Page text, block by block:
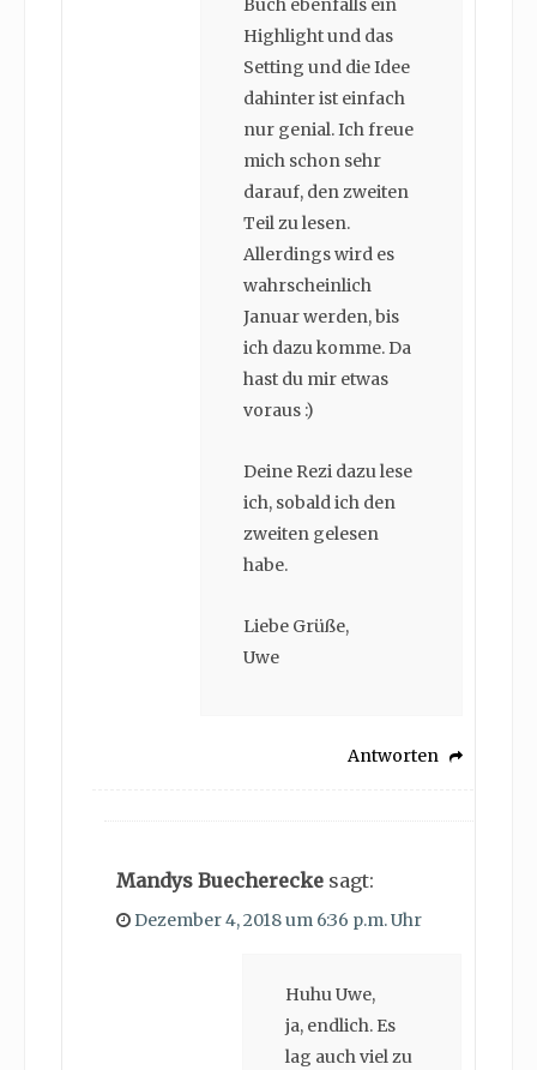
Buch ebenfalls ein
Highlight und das
Setting und die Idee
dahinter ist einfach
nur genial. Ich freue
mich schon sehr
darauf, den zweiten
Teil zu lesen.
Allerdings wird es
wahrscheinlich
Januar werden, bis
ich dazu komme. Da
hast du mir etwas
voraus :)
Deine Rezi dazu lese
ich, sobald ich den
zweiten gelesen
habe.
Liebe Grüße,
Uwe
Antworten
Mandys Buecherecke sagt:
Dezember 4, 2018 um 6:36 p.m. Uhr
Huhu Uwe,
ja, endlich. Es
lag auch viel zu